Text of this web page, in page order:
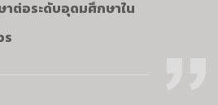
าต่อระดับอุดมศึกษาใน
ร